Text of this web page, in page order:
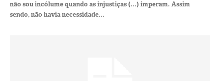
não sou incólume quando as injustiças (...) imperam. Assim
sendo, não havia necessidade...